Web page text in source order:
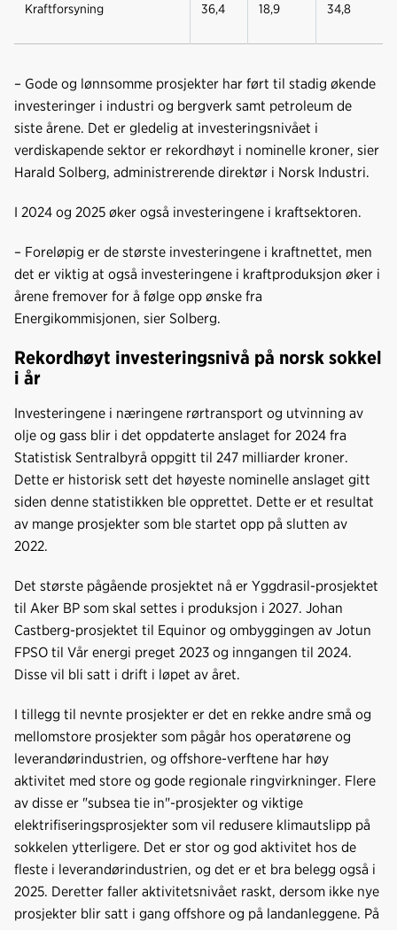
Kraftforsyning 36,4 18,9 34,8
– Gode og lønnsomme prosjekter har ført til stadig økende
investeringer i industri og bergverk samt petroleum de
siste årene. Det er gledelig at investeringsnivået i
verdiskapende sektor er rekordhøyt i nominelle kroner, sier
Harald Solberg, administrerende direktør i Norsk Industri.
I 2024 og 2025 øker også investeringene i kraftsektoren.
– Foreløpig er de største investeringene i kraftnettet, men
det er viktig at også investeringene i kraftproduksjon øker i
årene fremover for å følge opp ønske fra
Energikommisjonen, sier Solberg.
Rekordhøyt investeringsnivå på norsk sokkel
i år
Investeringene i næringene rørtransport og utvinning av
olje og gass blir i det oppdaterte anslaget for 2024 fra
Statistisk Sentralbyrå oppgitt til 247 milliarder kroner.
Dette er historisk sett det høyeste nominelle anslaget gitt
siden denne statistikken ble opprettet. Dette er et resultat
av mange prosjekter som ble startet opp på slutten av
2022.
Det største pågående prosjektet nå er Yggdrasil-prosjektet
til Aker BP som skal settes i produksjon i 2027. Johan
Castberg-prosjektet til Equinor og ombyggingen av Jotun
FPSO til Vår energi preget 2023 og inngangen til 2024.
Disse vil bli satt i drift i løpet av året.
I tillegg til nevnte prosjekter er det en rekke andre små og
mellomstore prosjekter som pågår hos operatørene og
leverandørindustrien, og offshore-verftene har høy
aktivitet med store og gode regionale ringvirkninger. Flere
av disse er "subsea tie in"-prosjekter og viktige
elektrifiseringsprosjekter som vil redusere klimautslipp på
sokkelen ytterligere. Det er stor og god aktivitet hos de
fleste i leverandørindustrien, og det er et bra belegg også i
2025. Deretter faller aktivitetsnivået raskt, dersom ikke nye
prosjekter blir satt i gang offshore og på landanleggene. På